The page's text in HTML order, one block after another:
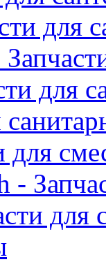
для
для
для
для